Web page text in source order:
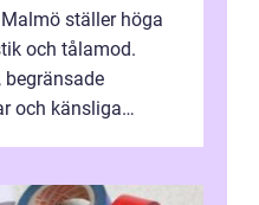
ställer höga
och tålamod.
och känsliga